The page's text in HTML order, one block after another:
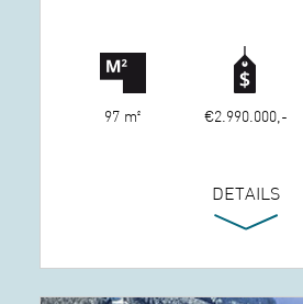
97 m² €2.990.000,-
DETAILS